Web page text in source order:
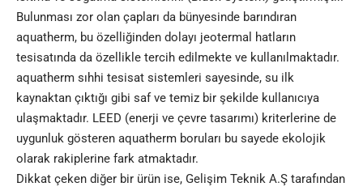
Bulunması zor olan çapları da bünyesinde barındıran
aquatherm, bu özelliğinden dolayı jeotermal hatların
tesisatında da özellikle tercih edilmekte ve kullanılmaktadır.
aquatherm sıhhi tesisat sistemleri sayesinde, su ilk
kaynaktan çıktığı gibi saf ve temiz bir şekilde kullanıcıya
ulaşmaktadır. LEED (enerji ve çevre tasarımı) kriterlerine de
uygunluk gösteren aquatherm boruları bu sayede ekolojik
olarak rakiplerine fark atmaktadır.
Dikkat çeken diğer bir ürün ise, Gelişim Teknik A.Ş tarafından